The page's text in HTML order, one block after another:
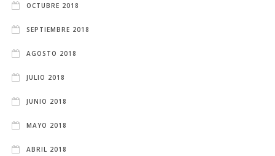
OCTUBRE 2018
SEPTIEMBRE 2018
AGOSTO 2018
JULIO 2018
JUNIO 2018
MAYO 2018
ABRIL 2018